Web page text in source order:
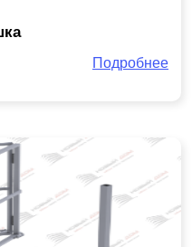
Подробнее